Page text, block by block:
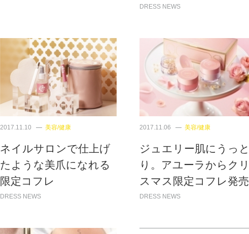
DRESS NEWS
2017.11.10 美容/健康
ネイルサロンで仕上げ
たような美爪になれる
限定コフレ
DRESS NEWS
2017.11.06 美容/健康
ジュエリー肌にうっと
り。アユーラからクリ
スマス限定コフレ発売
DRESS NEWS